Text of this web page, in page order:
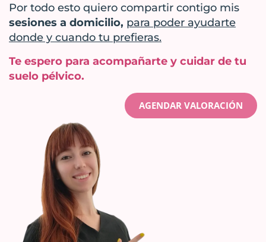
Por todo esto quiero compartir contigo mis
sesiones a domicilio, para poder ayudarte
donde y cuando tu prefieras.
Te espero para acompañarte y cuidar de tu
suelo pélvico.
AGENDAR VALORACIÓN